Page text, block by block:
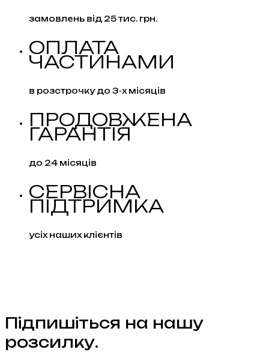
замовлень від 25 тис. грн.
ОПЛАТА
ЧАСТИНАМИ
в розстрочку до 3-х місяців
ПРОДОВЖЕНА
ГАРАНТІЯ
до 24 місяців
СЕРВІСНА
ПІДТРИМКА
усіх наших клієнтів
Підпишіться на нашу
розсилку.